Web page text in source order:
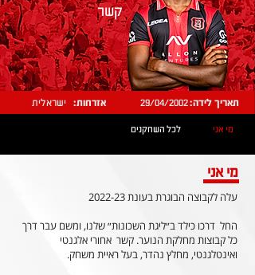
קשר
ישראלית אזרחות: תאריך לידה:29/04/2002
מי אני לכל השחקנים
מי אני
עלה לקבוצה הבוגרת בעונת 2022-23
החל דרכו כילד ב״ליגת השכונות״ שלנו, ומשם עבר דרך
כל קבוצות מחלקת הנוער. קשר אחורי אלגנטי
ואינטלגנטי, מחלץ נהדר, בעל ראיית משחק.